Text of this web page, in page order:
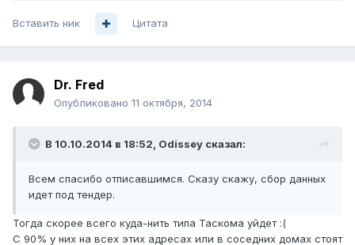
Вставить ник Цитата
Dr. Fred
Опубликовано 11 октября, 2014
В 10.10.2014 в 18:52, Odissey сказал:
Всем спасибо отписавшимся. Сказу скажу, сбор данных
идет под тендер.
Тогда скорее всего куда-нить типа Таскома уйдет :(
С 90% у них на всех этих адресах или в соседних домах стоят